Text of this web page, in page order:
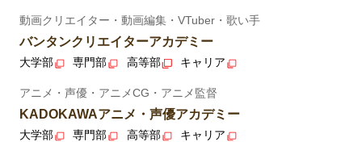
動画クリエイター・動画編集・VTuber・歌い手
バンタンクリエイターアカデミー
大学部 専門部 高等部 キャリア
アニメ・声優・アニメCG・アニメ監督
KADOKAWAアニメ・声優アカデミー
大学部 専門部 高等部 キャリア